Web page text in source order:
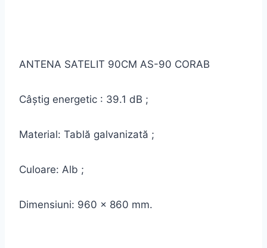
ANTENA SATELIT 90CM AS-90 CORAB
Câştig energetic : 39.1 dB ;
Material: Tablă galvanizată ;
Culoare: Alb ;
Dimensiuni: 960 x 860 mm.